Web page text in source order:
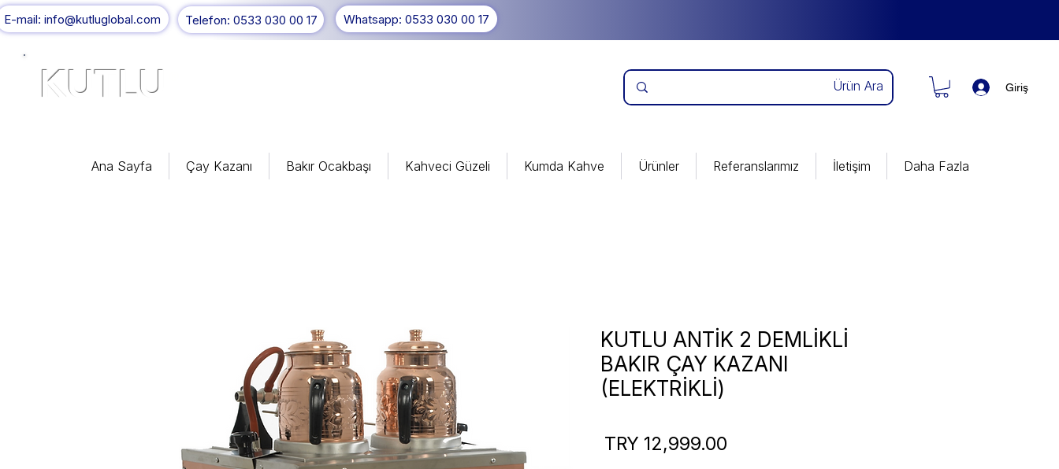
E-mail: info@kutluglobal.com Telefon: 0533 030 00 17 Whatsapp: 0533 030 00 17
KUTLU Giriş
Ana Sayfa Çay Kazanı Bakır Ocakbaşı Kahveci Güzeli Kumda Kahve Ürünler Referanslarımız İletişim Daha Fazla
KUTLU ANTİK 2 DEMLİKLİ
BAKIR ÇAY KAZANI
(ELEKTRİKLİ)